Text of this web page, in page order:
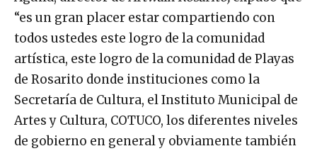
“es un gran placer estar compartiendo con
todos ustedes este logro de la comunidad
artística, este logro de la comunidad de Playas
de Rosarito donde instituciones como la
Secretaría de Cultura, el Instituto Municipal de
Artes y Cultura, COTUCO, los diferentes niveles
de gobierno en general y obviamente también